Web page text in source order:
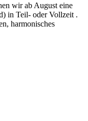
wir ab August eine
in Teil- oder Vollzeit .
harmonisches